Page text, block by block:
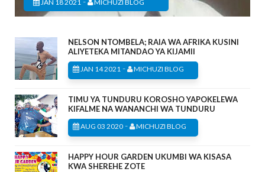
JAN 18 2021 MICHUZI BLOG
NELSON NTOMBELA; RAIA WA AFRIKA KUSINI
ALIYETEKA MITANDAO YA KIJAMII
JAN 14 2021 - MICHUZI BLOG
TIMU YA TUNDURU KOROSHO YAPOKELEWA
KIFALME NA WANANCHI WA TUNDURU
AUG 03 2020 - MICHUZI BLOG
HAPPY HOUR GARDEN UKUMBI WA KISASA
KWA SHEREHE ZOTE